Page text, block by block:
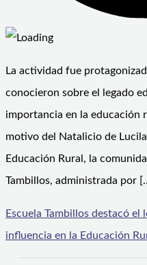
La actividad fue
conocieron sobre el legado
importancia en la educación
motivo del Natalicio de
Educación Rural, la
Tambillos, administrada por
Escuela Tambillos destacó
influencia en la Educación